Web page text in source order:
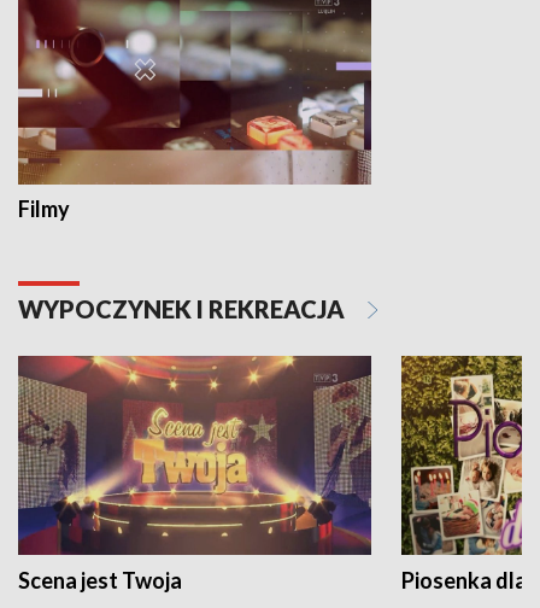
Filmy
WYPOCZYNEK I REKREACJA
Scena jest Twoja Piosenka dla